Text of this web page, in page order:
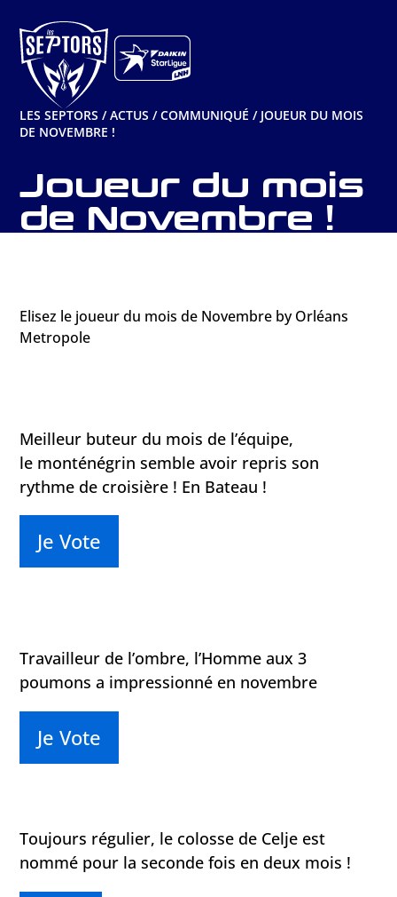
contenu
LES SEPTORS /ACTUS /COMMUNIQUÉ / JOUEUR DU MOIS
DE NOVEMBRE !
Joueur du mois
de Novembre !
Elisez le joueur du mois de Novembre by Orléans
Metropole
Meilleur buteur du mois de l’équipe,
le monténégrin semble avoir repris son
rythme de croisière ! En Bateau !
Je Vote
Travailleur de l’ombre, l’Homme aux 3
poumons a impressionné en novembre
Je Vote
Toujours régulier, le colosse de Celje est
nommé pour la seconde fois en deux mois !